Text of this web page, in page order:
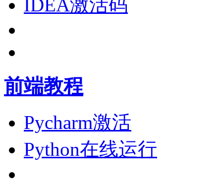
IDEA激活码
前端教程
Pycharm激活
Python在线运行